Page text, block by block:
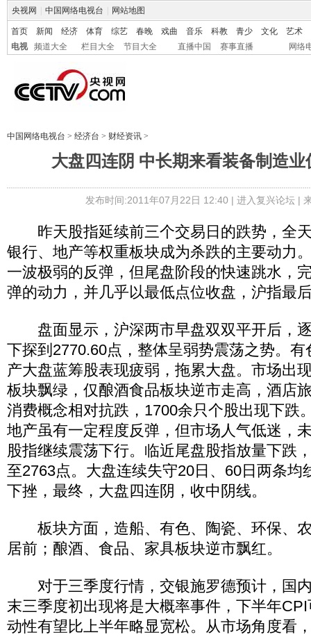
央视网 中国网络电视台 网站地图
首页 新闻 经济 体育 综艺 春晚 戏曲 音乐 科教 青少 文化
艺术
电视
频道大全 栏目大全 节目大全 直播中国 赛事直播 网络
中国网络电视台 > 经济台 > 财经资讯 >
大盘四连阴 中长期来看装备制造业
发布时间:2011年07月22日 12:40 | 进入复兴论坛|
昨天股指延续前三个交易日的跌势，全
银行、地产等权重板块成为杀跌的主要动力
一波极弱的反弹，但尾盘阶段的快速跳水，
弹的动力，并几乎以最低点位收盘，沪指最
盘面显示，沪深两市早盘双双平开后，
下探到2770.60点，整体呈弱势震荡之势。
产大盘蓝筹股表现疲弱，拖累大盘。市场出
板块飘绿，仅酿酒食品板块逆市走高，酒店
消费概念相对抗跌，1700余只个股出现下跌
地产虽有一定程度反弹，但市场人气低迷，
股指继续震荡下行。临近尾盘股指放量下跌
至2763点。大盘连续失守20日、60日两条均
下挫，最终，大盘四连阴，收中阴线。
板块方面，造船、有色、陶瓷、环保、
居前；酿酒、食品、家具板块逆市飘红。
对于三季度行情，交银施罗德预计，国
末三季度初出现将是大概率事件，下半年
动性有望比上半年略显宽松。从市场角度看